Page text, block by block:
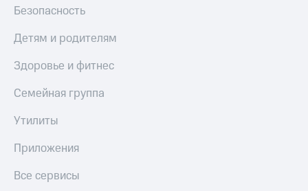
Безопасность
Детям и родителям
Здоровье и фитнес
Семейная группа
Утилиты
Приложения
Все сервисы